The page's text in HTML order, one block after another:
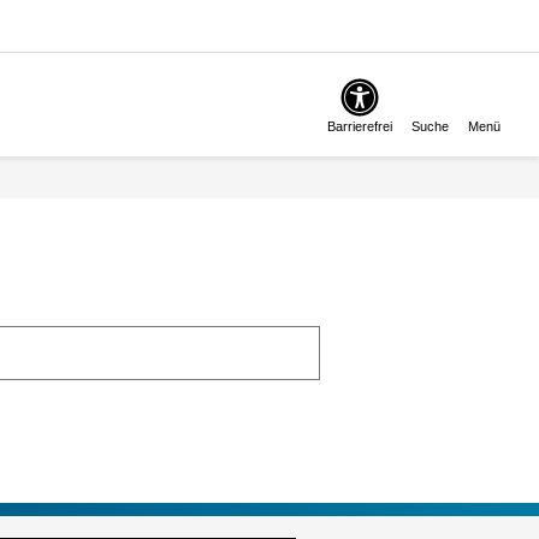
Barrierefrei Suche Menü